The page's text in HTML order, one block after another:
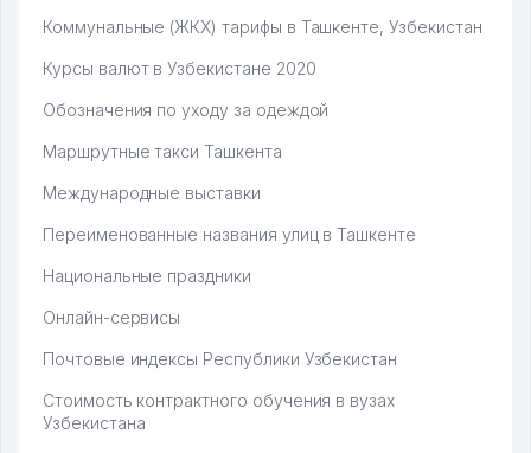
Коммунальные (ЖКХ) тарифы в Ташкенте, Узбекистан
Курсы валют в Узбекистане 2020
Обозначения по уходу за одеждой
Маршрутные такси Ташкента
Международные выставки
Переименованные названия улиц в Ташкенте
Национальные праздники
Онлайн-сервисы
Почтовые индексы Республики Узбекистан
Стоимость контрактного обучения в вузах
Узбекистана